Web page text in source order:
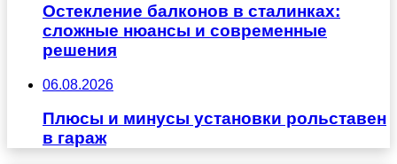
Остекление балконов в сталинках:
сложные нюансы и современные
решения
06.08.2026
Плюсы и минусы установки рольставен
в гараж